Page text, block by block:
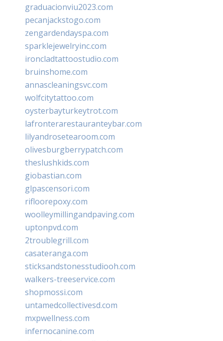
graduacionviu2023.com
pecanjackstogo.com
zengardendayspa.com
sparklejewelryinc.com
ironcladtattoostudio.com
bruinshome.com
annascleaningsvc.com
wolfcitytattoo.com
oysterbayturkeytrot.com
lafronterarestauranteybar.com
lilyandrosetearoom.com
olivesburgberrypatch.com
theslushkids.com
giobastian.com
glpascensori.com
rifloorepoxy.com
woolleymillingandpaving.com
uptonpvd.com
2troublegrill.com
casateranga.com
sticksandstonesstudiooh.com
walkers-treeservice.com
shopmossi.com
untamedcollectivesd.com
mxpwellness.com
infernocanine.com